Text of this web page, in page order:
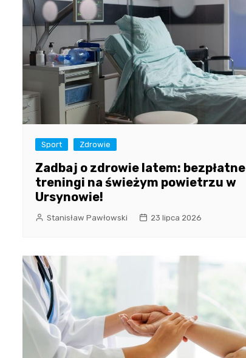
Sport Zdrowie
Zadbaj o zdrowie latem: bezpłatne
treningi na świeżym powietrzu w
Ursynowie!
Stanisław Pawłowski 23 lipca 2026